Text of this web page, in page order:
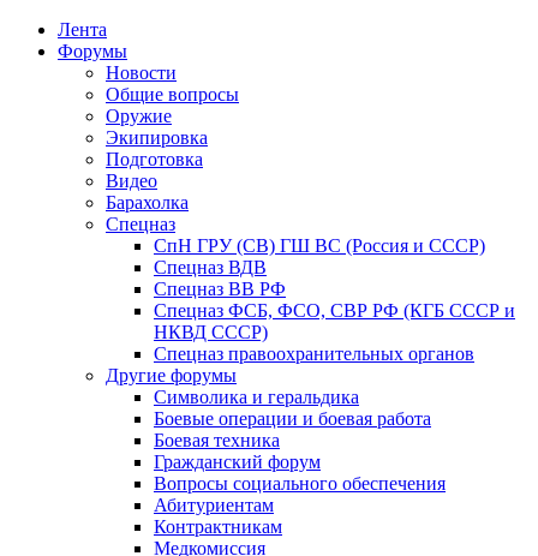
Лента
Форумы
Новости
Общие вопросы
Оружие
Экипировка
Подготовка
Видео
Барахолка
Спецназ
СпН ГРУ (СВ) ГШ ВС (Россия и СССР)
Спецназ ВДВ
Спецназ ВВ РФ
Спецназ ФСБ, ФСО, СВР РФ (КГБ СССР и
НКВД СССР)
Спецназ правоохранительных органов
Другие форумы
Символика и геральдика
Боевые операции и боевая работа
Боевая техника
Гражданский форум
Вопросы социального обеспечения
Абитуриентам
Контрактникам
Медкомиссия